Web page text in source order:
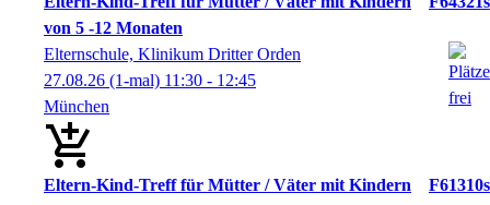
von 5 -12 Monaten
Elternschule, Klinikum Dritter Orden
27.08.26 (1-mal) 11:30 - 12:45
München
Eltern-Kind-Treff für Mütter / Väter mit Kindern
F61310s